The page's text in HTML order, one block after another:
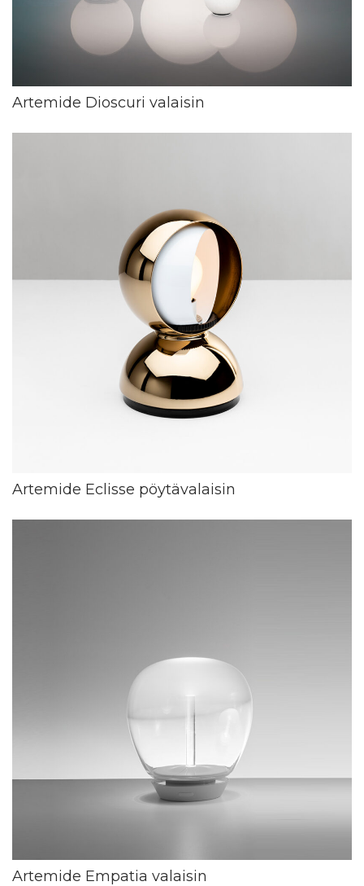
Artemide Dioscuri valaisin
Artemide Eclisse pöytävalaisin
Artemide Empatia valaisin